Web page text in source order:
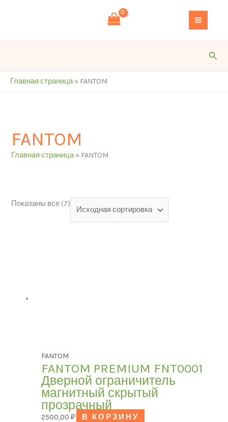
Главная страница» FANTOM
h
FANTOM
Главная страница» FANTOM
ЦВЕТ
Показаны все (7)
FANTOM
FANTOM PREMIUM FNT0001
Дверной ограничитель
магнитный скрытый
прозрачный
2500,00 ₽
В КОРЗИНУ